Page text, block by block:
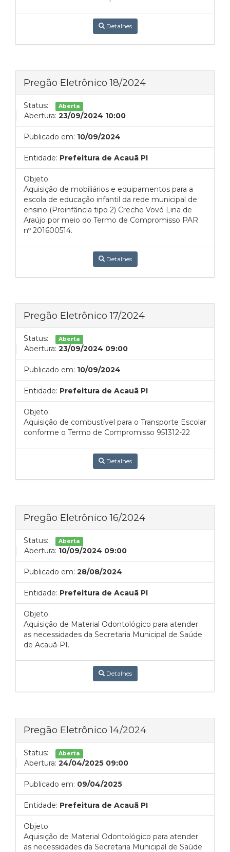
Detalhes
Pregão Eletrônico 18/2024
Status: Aberta
Abertura: 23/09/2024 10:00
Publicado em: 10/09/2024
Entidade: Prefeitura de Acauã PI
Objeto:
Aquisição de mobiliários e equipamentos para a
escola de educação infantil da rede municipal de
ensino (Proinfância tipo 2) Creche Vovó Lina de
Araújo por meio do Termo de Compromisso PAR
nº 201600514.
Detalhes
Pregão Eletrônico 17/2024
Status: Aberta
Abertura: 23/09/2024 09:00
Publicado em: 10/09/2024
Entidade: Prefeitura de Acauã PI
Objeto:
Aquisição de combustível para o Transporte Escolar
conforme o Termo de Compromisso 951312-22
Detalhes
Pregão Eletrônico 16/2024
Status: Aberta
Abertura: 10/09/2024 09:00
Publicado em: 28/08/2024
Entidade: Prefeitura de Acauã PI
Objeto:
Aquisição de Material Odontológico para atender
as necessidades da Secretaria Municipal de Saúde
de Acauã-PI.
Detalhes
Pregão Eletrônico 14/2024
Status: Aberta
Abertura: 24/04/2025 09:00
Publicado em: 09/04/2025
Entidade: Prefeitura de Acauã PI
Objeto:
Aquisição de Material Odontológico para atender
as necessidades da Secretaria Municipal de Saúde